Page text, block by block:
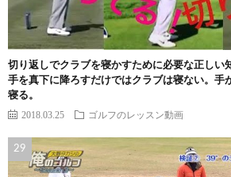
切り返しでクラブを寝かすために必要な正しい
手を真下に降ろすだけではクラブは寝ない。手
寝る。
2018.03.25 ゴルフのレッスン動画